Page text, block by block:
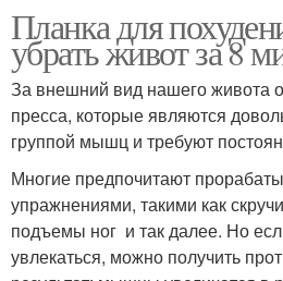
Планка для
убрать живот за 8
За внешний вид нашего живота
пресса, которые являются
группой мышц и требуют
Многие предпочитают
упражнениями, такими как
подъемы ног и так далее. Но
увлекаться, можно получить